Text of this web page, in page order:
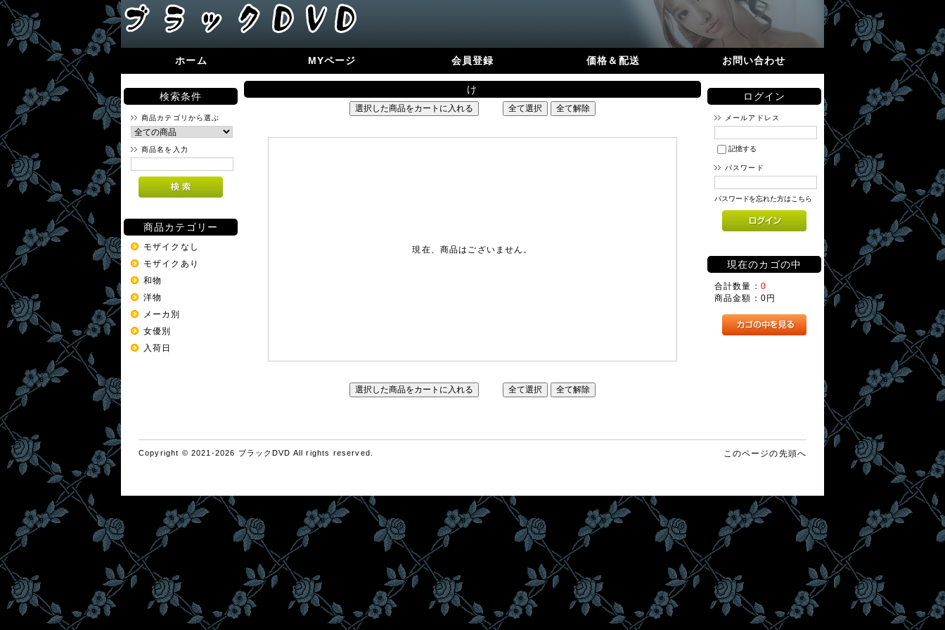
ホーム MYページ 会員登録 価格＆配送 お問い合わせ
検索条件
商品カテゴリから選ぶ
商品名を入力
商品カテゴリー
モザイクなし
モザイクあり
和物
洋物
メーカ別
女優別
入荷日
け
現在、商品はございません。
ログイン
メールアドレス
記憶する
パスワード
パスワードを忘れた方はこちら
現在のカゴの中
合計数量： 0
商品金額： 0円
このページの先頭へ
Copyright © 2021-2026 ブラックDVD All rights reserved.